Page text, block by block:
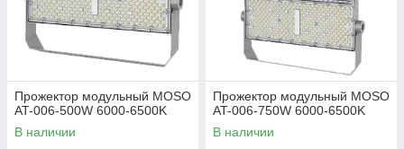
Прожектор модульный MOSO
AT-006-500W 6000-6500K
В наличии
Прожектор модульный MOSO
AT-006-750W 6000-6500K
В наличии